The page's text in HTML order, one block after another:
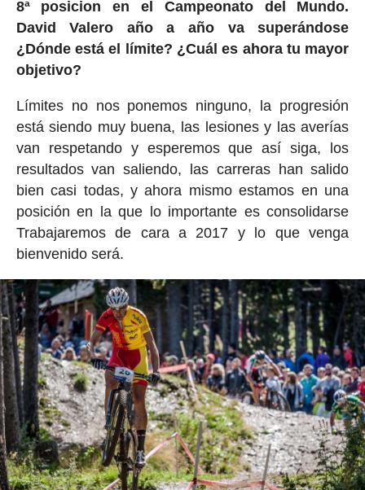
8ª posicion en el Campeonato del Mundo.
David Valero año a año va superándose
¿Dónde está el límite? ¿Cuál es ahora tu mayor
objetivo?
Límites no nos ponemos ninguno, la progresión
está siendo muy buena, las lesiones y las averías
van respetando y esperemos que así siga, los
resultados van saliendo, las carreras han salido
bien casi todas, y ahora mismo estamos en una
posición en la que lo importante es consolidarse
Trabajaremos de cara a 2017 y lo que venga
bienvenido será.